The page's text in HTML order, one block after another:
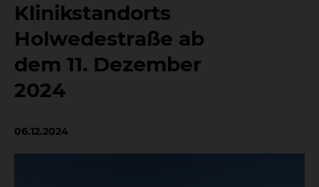
Klinikstandorts
Holwedestraße ab
dem 11. Dezember
2024
06.12.2024